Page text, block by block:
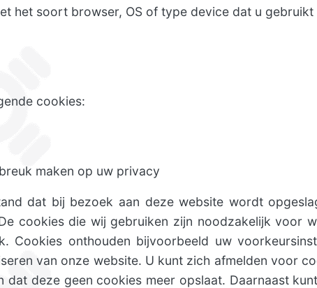
het soort browser, OS of type device dat u gebruikt
cookies:
maken op uw privacy
dat bij bezoek aan deze website wordt
cookies die wij gebruiken zijn noodzakelijk voor
Cookies onthouden bijvoorbeeld uw
van onze website. U kunt zich afmelden voor
dat deze geen cookies meer opslaat. Daarnaast